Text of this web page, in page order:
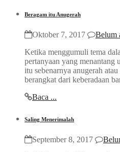
Beragam itu Anugerah
Oktober 7, 2017 Belum
Ketika menggumuli tema
pertanyaan yang menantang
itu sebenarnya anugerah
berangkat dari keberadaan
Baca ...
Saling Menerimalah
September 8, 2017